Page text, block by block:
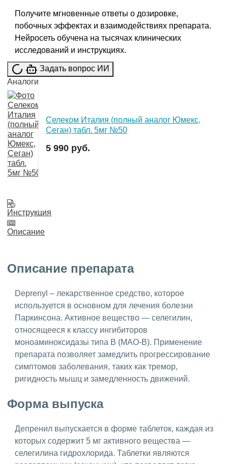
Получите мгновенные ответы о дозировке,
побочных эффектах и взаимодействиях препарата.
Нейросеть обучена на тысячах клинических
исследований и инструкциях.
Задать вопрос ИИ
Аналоги
Селеком Италия (полный аналог Юмекс,
Сеган) табл. 5мг №50
5 990 руб.
Инструкция
Описание
Описание препарата
Deprenyl – лекарственное средство, которое
используется в основном для лечения болезни
Паркинсона. Активное вещество — селегилин,
относящееся к классу ингибиторов
моноаминоксидазы типа B (МАО-B). Применение
препарата позволяет замедлить прогрессирование
симптомов заболевания, таких как тремор,
ригидность мышц и замедленность движений.
Форма выпуска
Депренил выпускается в форме таблеток, каждая из
которых содержит 5 мг активного вещества —
селегилина гидрохлорида. Таблетки являются